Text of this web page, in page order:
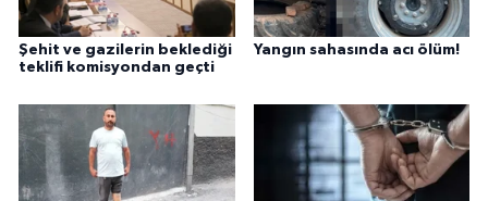
Şehit ve gazilerin beklediği
teklifi komisyondan geçti
Yangın sahasında acı ölüm!